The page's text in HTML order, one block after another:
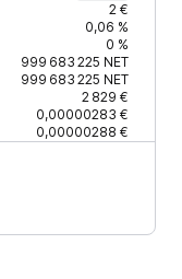
2 €
0,06 %
0 %
999 683 225 NET
999 683 225 NET
2 829 €
0,00000283 €
0,00000288 €